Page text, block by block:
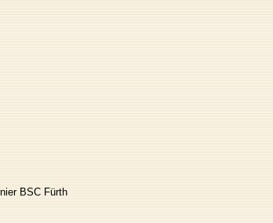
BSC Fürth